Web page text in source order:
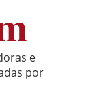
e
por